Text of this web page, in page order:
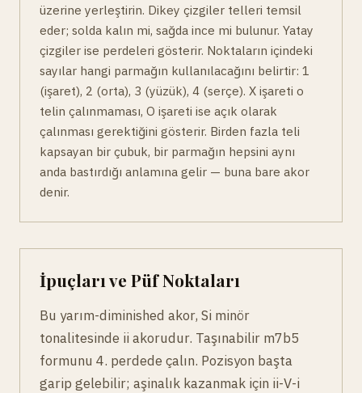
üzerine yerleştirin. Dikey çizgiler telleri temsil
eder; solda kalın mi, sağda ince mi bulunur. Yatay
çizgiler ise perdeleri gösterir. Noktaların içindeki
sayılar hangi parmağın kullanılacağını belirtir: 1
(işaret), 2 (orta), 3 (yüzük), 4 (serçe). X işareti o
telin çalınmaması, O işareti ise açık olarak
çalınması gerektiğini gösterir. Birden fazla teli
kapsayan bir çubuk, bir parmağın hepsini aynı
anda bastırdığı anlamına gelir — buna bare akor
denir.
İpuçları ve Püf Noktaları
Bu yarım-diminished akor, Si minör
tonalitesinde ii akorudur. Taşınabilir m7b5
formunu 4. perdede çalın. Pozisyon başta
garip gelebilir; aşinalık kazanmak için ii-V-i